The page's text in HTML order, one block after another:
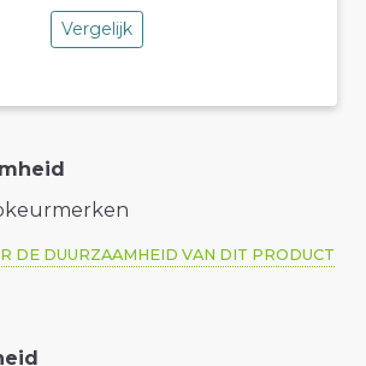
Vergelijk
DE DUURZAAMHEID VAN DIT PRODUCT